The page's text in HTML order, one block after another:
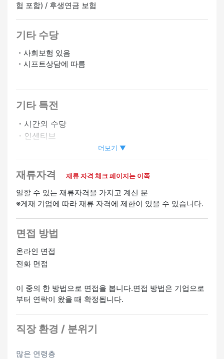
험 포함) / 후생연금 보험
기타 수당
・사회보험 있음
・시프트상담에 따름
기타 특전
・시간외 수당
・인센티브
・승급 있음
・심야 수당 있음
환영
영 미경험 OK
더보기 ▼
재류자격 재류 자격 체크 페이지는 이쪽
일할 수 있는 재류자격을 가지고 계신 분
※게재 기업에 따라 재류 자격에 제한이 있을 수 있습니다.
면접 방법
온라인 면접
전화 면접
이 중의 한 방법으로 면접을 봅니다.면접 방법은 기업으로
부터 연락이 왔을 때 확정됩니다.
직장 환경 / 분위기
많은 연령층